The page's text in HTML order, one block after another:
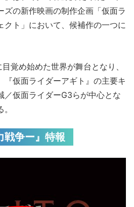
ズの新作映画の制作企画「仮面ラ
クト」において、候補作の一つに
覚め始めた世界が舞台となり、
『仮⾯ライダーアギト』の主要キ
／仮面ライダーG3らが中心とな
戦争ー』特報